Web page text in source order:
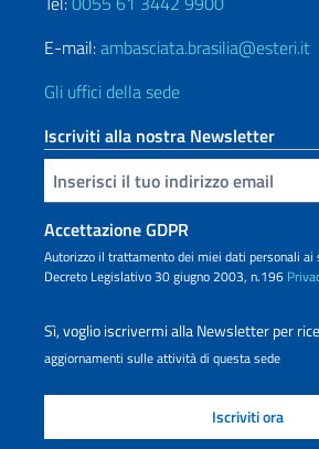
E-mail:ambasciata.brasilia@esteri.it
Gli uffici della sede
Iscriviti alla nostra Newsletter
Inserisci la tua email
Accettazione GDPR
Autorizzo il trattamento dei miei dati personali ai
Decreto Legislativo 30 giugno 2003, n.196
Sì, voglio iscrivermi alla Newsletter per
aggiornamenti sulle attività di questa sede